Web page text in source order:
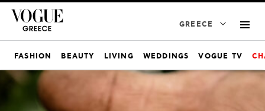
GREECE
FASHION BEAUTY LIVING WEDDINGS VOGUE TV